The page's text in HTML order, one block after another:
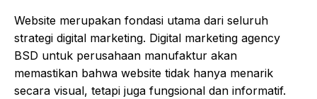
Website merupakan fondasi utama dari seluruh
strategi digital marketing. Digital marketing agency
BSD untuk perusahaan manufaktur akan
memastikan bahwa website tidak hanya menarik
secara visual, tetapi juga fungsional dan informatif.